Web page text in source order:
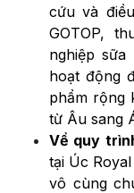
cứu và
GOTOP,
nghiệp
hoạt động
phẩm rộng
từ Âu sang
Về quy
tại Úc
vô cùng